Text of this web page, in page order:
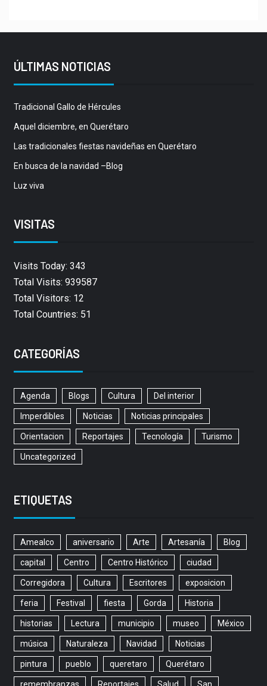
ÚLTIMAS NOTICIAS
Tradicional Gallo de Hércules
Aquel diciembre, en Querétaro
Las tradicionales fiestas navideñas en Querétaro
En busca de la navidad –Blog
Luz viva
VISITAS
Visits Today: 343
Total Visits: 939587
Total Visitors: 12
Total Countries: 51
CATEGORÍAS
Agenda Blogs Cultura Del interior
Imperdibles Noticias Noticias principales
Orientacion Reportajes Tecnología Turismo
Uncategorized
ETIQUETAS
Amealco aniversario Arte Artesanía Blog
capital Centro Centro Histórico ciudad
Corregidora Cultura Escritores exposicion
feria Festival fiesta Gorda Historia
historias Lectura municipio museo México
música Naturaleza Navidad Noticias
pintura pueblo queretaro Querétaro